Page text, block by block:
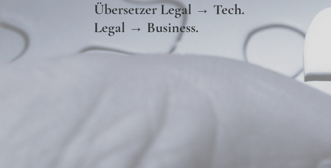
Übersetzer Legal → Tech.
Legal → Business.